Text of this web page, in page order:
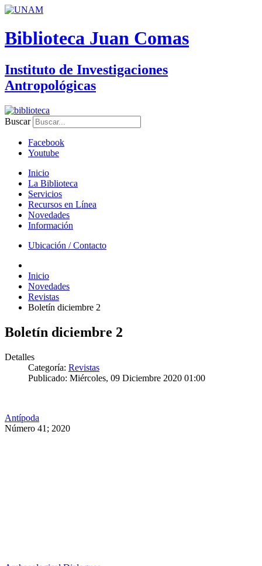
Biblioteca Juan Comas
Instituto de Investigaciones
Antropológicas
Buscar
Facebook
Youtube
Inicio
La Biblioteca
Servicios
Recursos en Línea
Novedades
Información
Ubicación / Contacto
Inicio
Novedades
Revistas
Boletín diciembre 2
Boletín diciembre 2
Detalles
Categoría: Revistas
Publicado: Miércoles, 09 Diciembre 2020 01:00
Antípoda
Número 41; 2020